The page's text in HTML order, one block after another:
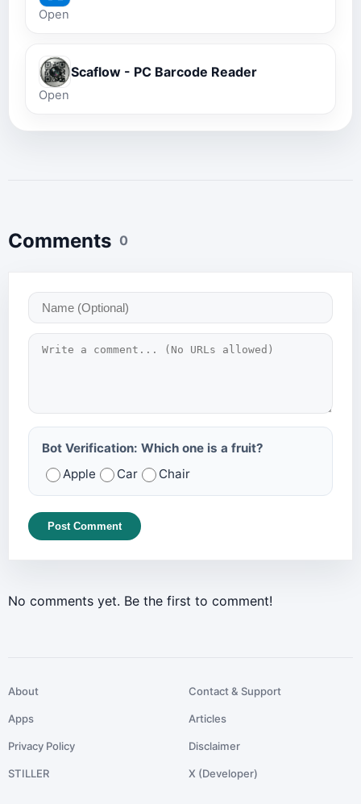
Open
Scaflow - PC Barcode Reader
Open
Comments 0
Bot Verification: Which one is a fruit?
Apple
Car Chair
Post Comment
No comments yet. Be the first to comment!
About Contact & Support
Apps Articles
Privacy Policy Disclaimer
STILLER X (Developer)